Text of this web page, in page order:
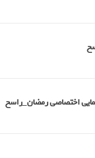
اختصاصی رمضان_راسخ